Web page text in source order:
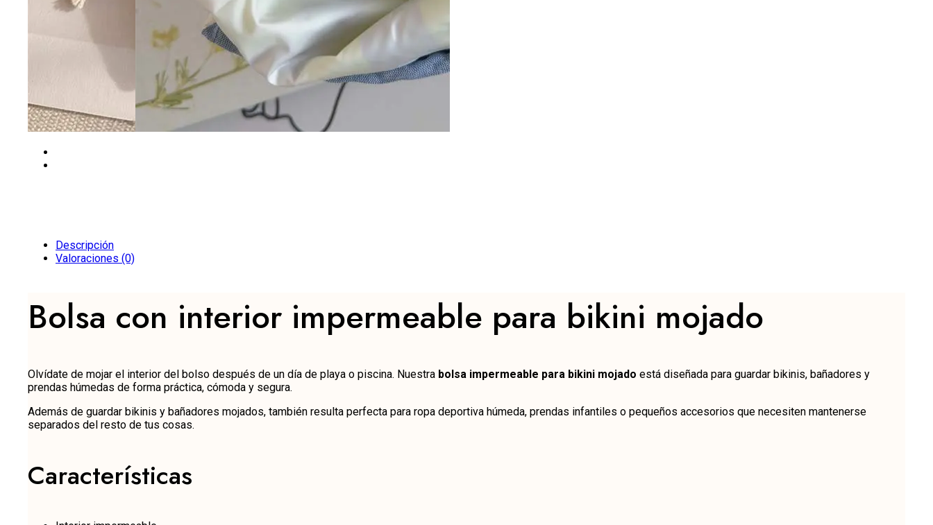
Descripción
Valoraciones (0)
Bolsa con interior impermeable para bikini mojado
Olvídate de mojar el interior del bolso después de un día de playa o piscina. Nuestra bolsa impermeable para bikini mojado está diseñada para guardar bikinis, bañadores y
prendas húmedas de forma práctica, cómoda y segura.
Además de guardar bikinis y bañadores mojados, también resulta perfecta para ropa deportiva húmeda, prendas infantiles o pequeños accesorios que necesiten mantenerse
separados del resto de tus cosas.
Características